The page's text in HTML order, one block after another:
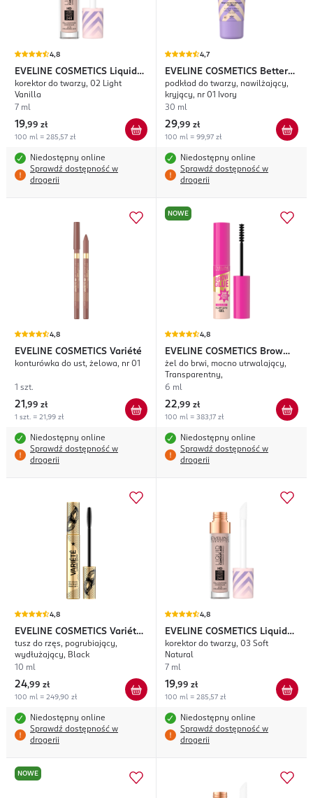
4,8
EVELINE COSMETICS Liquid
Camouflage
korektor do twarzy, 02 Light
Vanilla
7 ml
19,99 zł
100 ml = 285,57 zł
Niedostępny online
Sprawdź dostępność w
drogerii
4,7
EVELINE COSMETICS Better
Than Perfect
podkład do twarzy, nawilżający,
kryjący, nr 01 Ivory
30 ml
29,99 zł
100 ml = 99,97 zł
Niedostępny online
Sprawdź dostępność w
drogerii
4,8
EVELINE COSMETICS Variété
konturówka do ust, żelowa, nr 01
1 szt.
21 ,99 zł
1 szt. = 21,99 zł
Niedostępny online
Sprawdź dostępność w
drogerii
NOWE
4,8
EVELINE COSMETICS Brow
Glue
żel do brwi, mocno utrwalający,
Transparentny,
6 ml
22,99 zł
100 ml = 383,17 zł
Niedostępny online
Sprawdź dostępność w
drogerii
4,8
EVELINE COSMETICS Variété
Lashes Show
tusz do rzęs, pogrubiający,
wydłużający, Black
10 ml
24,99 zł
100 ml = 249,90 zł
Niedostępny online
Sprawdź dostępność w
drogerii
4,8
EVELINE COSMETICS Liquid
Camouflage
korektor do twarzy, 03 Soft
Natural
7 ml
19,99 zł
100 ml = 285,57 zł
Niedostępny online
Sprawdź dostępność w
drogerii
NOWE